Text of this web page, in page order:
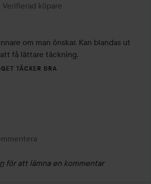
Verifierad köpare
om man önskar. Kan blandas ut
få lättare täckning.
TÄCKER BRA
för att lämna en kommentar